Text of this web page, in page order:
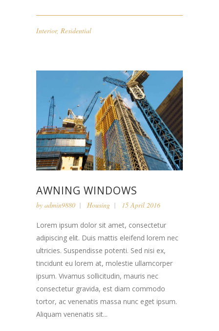
Interior, Residential
AWNING WINDOWS
by admin9880 Housing 15 April 2016
Lorem ipsum dolor sit amet, consectetur
adipiscing elit. Duis mattis eleifend lorem nec
ultricies. Suspendisse potenti. Sed nisi ex,
tincidunt eu lorem at, molestie ullamcorper
ipsum. Vivamus sollicitudin, mauris nec
consectetur gravida, est diam commodo
tortor, ac venenatis massa nunc eget ipsum.
Aliquam venenatis sit...